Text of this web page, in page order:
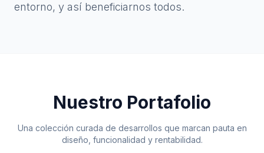
entorno, y así beneficiarnos todos.
Nuestro Portafolio
Una colección curada de desarrollos que marcan pauta en
diseño, funcionalidad y rentabilidad.